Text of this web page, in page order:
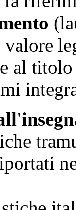
al titolo